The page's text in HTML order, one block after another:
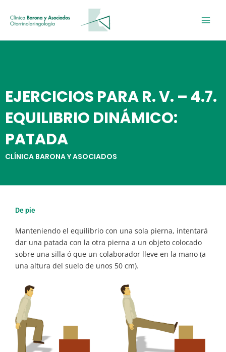
contenido
EJERCICIOS PARA R. V. – 4.7.
EQUILIBRIO DINÁMICO:
PATADA
CLÍNICA BARONA Y ASOCIADOS
De pie
Manteniendo el equilibrio con una sola pierna, intentará
dar una patada con la otra pierna a un objeto colocado
sobre una silla ó que un colaborador lleve en la mano (a
una altura del suelo de unos 50 cm).